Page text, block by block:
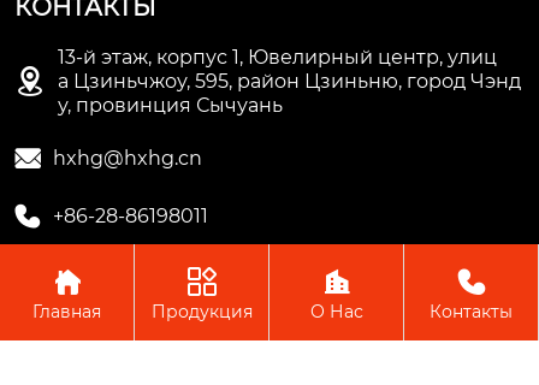
КОНТАКТЫ

13-й этаж, корпус 1, Ювелирный центр, улиц
а Цзиньчжоу, 595, район Цзиньню, город Чэнд
у, провинция Сычуань
 hxhg@hxhg.cn
 +86-28-86198011
Copyright © ООО Чэнду Ичжи Технолоджи

Главная

Продукция

О Нас

Контакты
Пожалуйста, оставьте нам сообщение